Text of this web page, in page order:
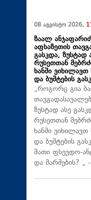
08 აგვისტო 2026,
ზაალ
აფხაზეთის
გასკდა, ზუსტად
რუსეთთან
ხანში ვიხილავთ
და ბუშტების
„როგორც გია
ზუსტად ასე
რუსეთთან
ხანში ვიხილავთ
და ბუშტების
მათი ფსევდო-
და მარშების? „